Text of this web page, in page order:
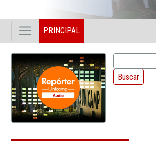
PRINCIPAL